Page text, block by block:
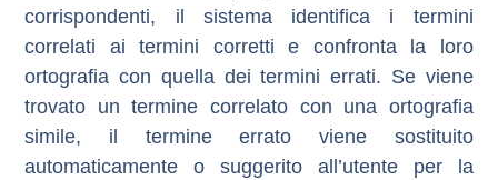
corrispondenti, il sistema identifica i termini
correlati ai termini corretti e confronta la loro
ortografia con quella dei termini errati. Se viene
trovato un termine correlato con una ortografia
simile, il termine errato viene sostituito
automaticamente o suggerito all’utente per la